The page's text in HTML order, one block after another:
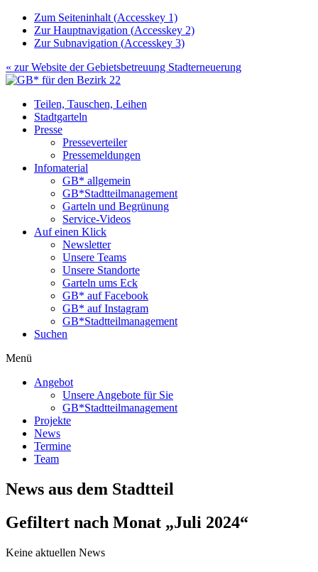
Zum Seiteninhalt (Accesskey 1)
Zur Hauptnavigation (Accesskey 2)
Zur Subnavigation (Accesskey 3)
« zur Website derGebietsbetreuung Stadterneuerung
Teilen, Tauschen, Leihen
Stadtgarteln
Presse
Presseverteiler
Pressemeldungen
Infomaterial
GB* allgemein
GB*Stadtteilmanagement
Garteln und Begrünung
Service-Videos
Auf einen Klick
Newsletter
Unsere Teams
Unsere Standorte
Garteln ums Eck
GB* auf Facebook
GB* auf Instagram
GB*Stadtteilmanagement
Suchen
Menü
Angebot
Unsere Angebote für Sie
GB*Stadtteilmanagement
Projekte
News
Termine
Team
News aus dem Stadtteil
Gefiltert nach Monat „Juli 2024“
Keine aktuellen News